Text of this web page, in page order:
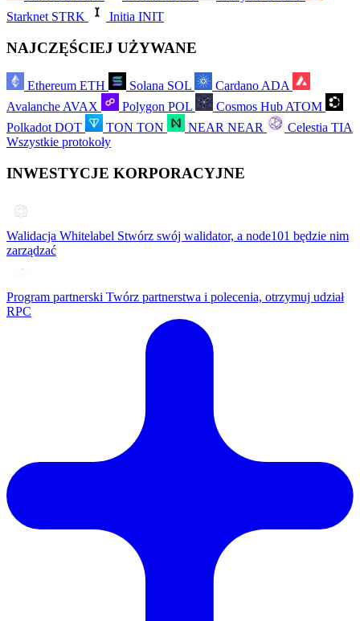
Starknet STRK Initia INIT
NAJCZĘŚCIEJ UŻYWANE
Ethereum ETH Solana SOL Cardano ADA
Avalanche AVAX Polygon POL Cosmos Hub ATOM
Polkadot DOT TON TON NEAR NEAR Celestia TIA
Wszystkie protokoły
INWESTYCJE KORPORACYJNE
Walidacja Whitelabel Stwórz swój walidator, a node101 będzie nim
zarządzać
Program partnerski Twórz partnerstwa i polecenia, otrzymuj udział
RPC